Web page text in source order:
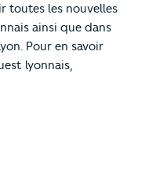
toutes les nouvelles
ainsi que dans
Pour en savoir
lyonnais,
via e-mail